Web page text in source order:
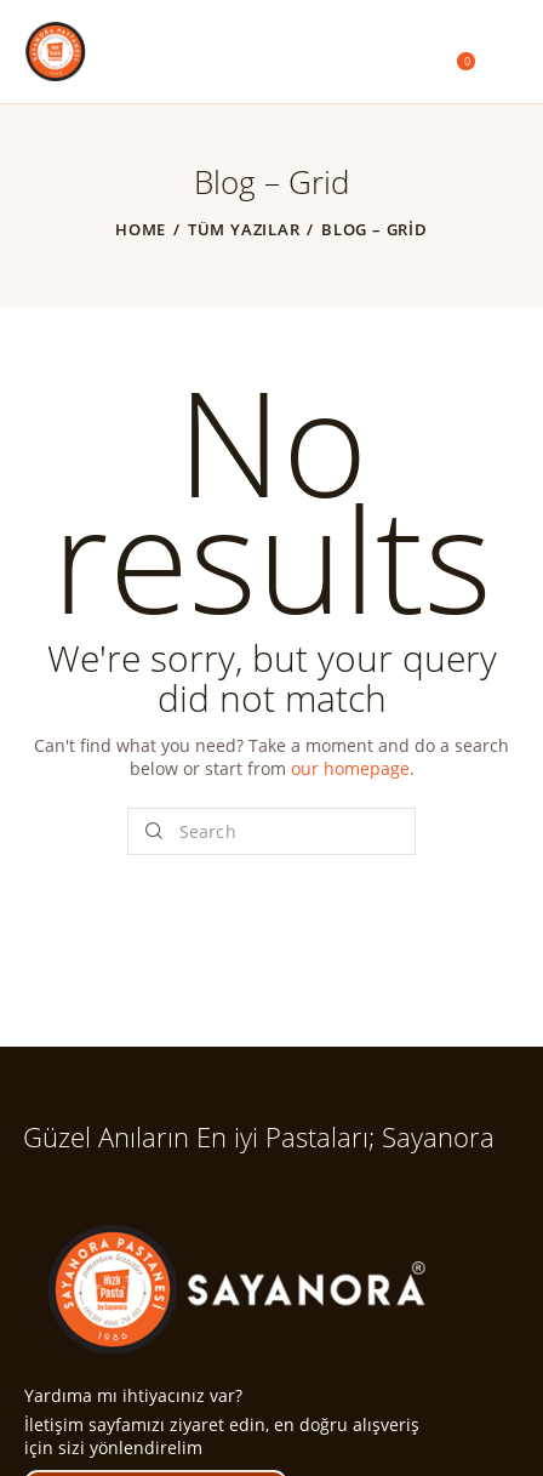
0
Blog – Grid
HOME TÜM YAZILAR BLOG – GRID
No
results
We're sorry, but your query
did not match
Can't find what you need? Take a moment and do a search
below or start from our homepage.
Güzel Anıların En iyi Pastaları; Sayanora
Yardıma mı ihtiyacınız var?
İletişim sayfamızı ziyaret edin, en doğru alışveriş
için sizi yönlendirelim